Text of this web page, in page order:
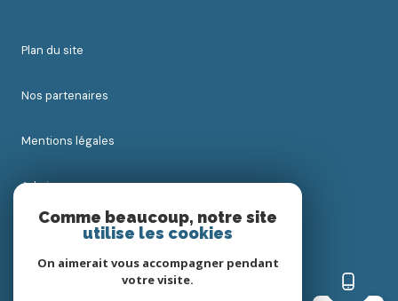
plan du site
nos partenaires
mentions légales
admin
nos honoraires
Comme beaucoup, notre site
utilise les cookies
On aimerait vous accompagner pendant
votre visite.